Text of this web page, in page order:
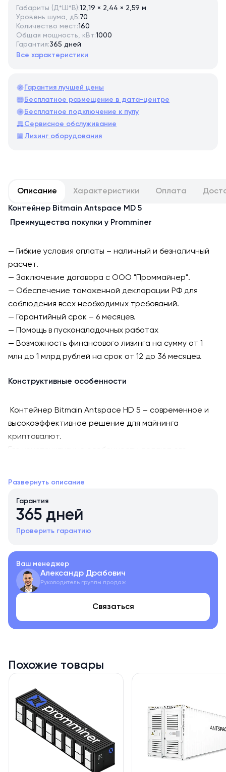
Габариты (Д*Ш*В):12,19 × 2,44 × 2,59 м
Уровень шума, дБ:70
Количество мест:160
Общая мощность, кВт:1000
Гарантия:365 дней
Все характеристики
Гарантия лучшей цены
Бесплатное размещение в дата-центре
Бесплатное подключение к пулу
Сервисное обслуживание
Лизинг оборудования
Описание Характеристики Оплата
Контейнер Bitmain Antspace MD 5
Преимущества покупки у Promminer
— Гибкие условия оплаты – наличный и безналичный
расчет.
— Заключение договора с ООО "Проммайнер".
— Обеспечение таможенной декларации РФ для
соблюдения всех необходимых требований.
— Гарантийный срок – 6 месяцев.
— Помощь в пусконаладочных работах
— Возможность финансового лизинга на сумму от 1
млн до 1 млрд рублей на срок от 12 до 36 месяцев.
Конструктивные особенности
Контейнер Bitmain Antspace HD 5 – современное и
высокоэффективное решение для майнинга
криптовалют.
Его конструктивные особенности делают его
контейнер для промышленного майнинга, созданный
для дата-центров, где критически важны
стабильность, мощность и интеллектуальное
Разработанный компанией Bitmain, MD 5 объединяет
иммерсионное охлаждение и модульную
архитектуру, обеспечивая бесперебойную работу
даже при экстремальных нагрузках. Это решение для
тех, кто нацелен на максимизацию
производительности без компромиссов в
Характеристики контейнера Bitmain Antspace HD 5
- Количество мест для ASIC: 160 шт. (поддержка асик-
майнеров Antminer с водным охлаждением);
- Габариты (Д×Ш×В): 12,19 × 2,44 × 2,59 м (стандартный
40-футовый контейнер);
- Общая мощность: 1000 кВт (с пиковой нагрузкой до 1
- Система охлаждения: иммерсионная;
Развернуть описание
Гарантия
365 дней
Проверить гарантию
Ваш менеджер
Александр Драбович
Руководитель группы продаж
Связаться
Похожие товары